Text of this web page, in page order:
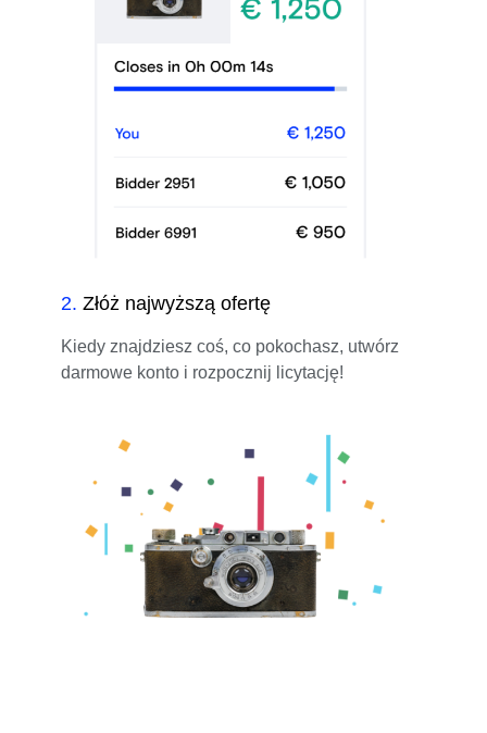
2. Złóż najwyższą ofertę
Kiedy znajdziesz coś, co pokochasz, utwórz
darmowe konto i rozpocznij licytację!